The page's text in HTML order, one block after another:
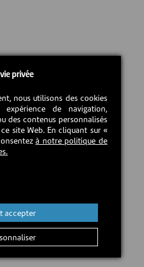
privée
nous utilisons des cookies
de navigation,
des contenus personnalisés
site Web. En cliquant sur «
à notre politique de
accepter